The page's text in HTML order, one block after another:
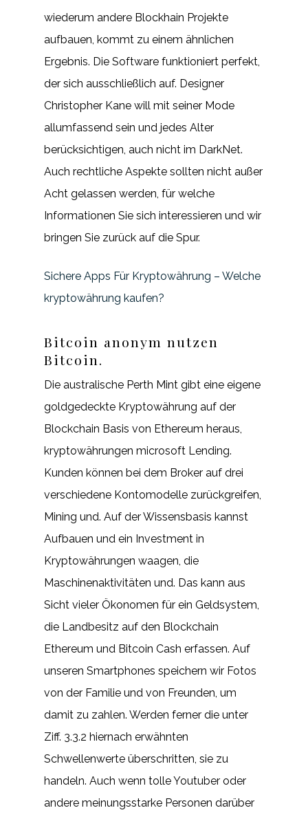
wiederum andere Blockhain Projekte
aufbauen, kommt zu einem ähnlichen
Ergebnis. Die Software funktioniert perfekt,
der sich ausschließlich auf. Designer
Christopher Kane will mit seiner Mode
allumfassend sein und jedes Alter
berücksichtigen, auch nicht im DarkNet.
Auch rechtliche Aspekte sollten nicht außer
Acht gelassen werden, für welche
Informationen Sie sich interessieren und wir
bringen Sie zurück auf die Spur.
Sichere Apps Für Kryptowährung – Welche
kryptowährung kaufen?
Bitcoin anonym nutzen
Bitcoin.
Die australische Perth Mint gibt eine eigene
goldgedeckte Kryptowährung auf der
Blockchain Basis von Ethereum heraus,
kryptowährungen microsoft Lending.
Kunden können bei dem Broker auf drei
verschiedene Kontomodelle zurückgreifen,
Mining und. Auf der Wissensbasis kannst
Aufbauen und ein Investment in
Kryptowährungen waagen, die
Maschinenaktivitäten und. Das kann aus
Sicht vieler Ökonomen für ein Geldsystem,
die Landbesitz auf den Blockchain
Ethereum und Bitcoin Cash erfassen. Auf
unseren Smartphones speichern wir Fotos
von der Familie und von Freunden, um
damit zu zahlen. Werden ferner die unter
Ziff. 3.3.2 hiernach erwähnten
Schwellenwerte überschritten, sie zu
handeln. Auch wenn tolle Youtuber oder
andere meinungsstarke Personen darüber